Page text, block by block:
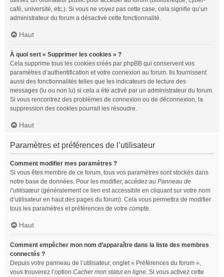
café, université, etc.). Si vous ne voyez pas cette case, cela signifie qu’un
administrateur du forum a désactivé cette fonctionnalité.
Haut
À quoi sert « Supprimer les cookies » ?
Cela supprime tous les cookies créés par phpBB qui conservent vos
paramètres d’authentification et votre connexion au forum. Ils fournissent
aussi des fonctionnalités telles que les indicateurs de lecture des
messages (lu ou non lu) si cela a été activé par un administrateur du forum.
Si vous rencontrez des problèmes de connexion ou de déconnexion, la
suppression des cookies pourrait les résoudre.
Haut
Paramètres et préférences de l’utilisateur
Comment modifier mes paramètres ?
Si vous êtes membre de ce forum, tous vos paramètres sont stockés dans
notre base de données. Pour les modifier, accédez au Panneau de
l’utilisateur(généralement ce lien est accessible en cliquant sur votre nom
d’utilisateur en haut des pages du forum). Cela vous permettra de modifier
tous les paramètres et préférences de votre compte.
Haut
Comment empêcher mon nom d’apparaître dans la liste des membres
connectés ?
Depuis votre panneau de l’utilisateur, onglet « Préférences du forum »,
vous trouverez l’option Cacher mon statut en ligne. Si vous activez cette